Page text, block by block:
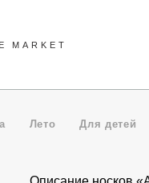
MARKET
MARKET
Лето Для детей